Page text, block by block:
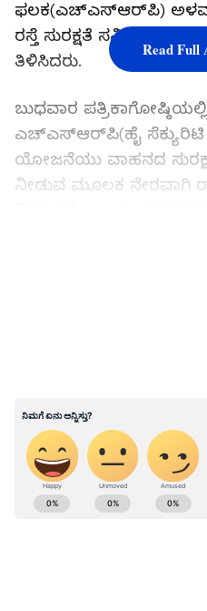
ಫಲಕ(ಎಚ್‌ಎಸ್‌ಆರ್‌ಪಿ)
ರಸ್ತೆ ಸುರಕ್ಷತೆ ಸಮಿತಿ
ತಿಳಿಸಿದರು.
ಬುಧವಾರ
ಎಚ್‌ಎಸ್‌ಆರ್‌ಪಿ(ಹೈ ಸೆಕ್ಯುರಿಟಿ
ಯೋಜನೆಯು ವಾಹನದ
ನೀಡುವ ಮೂಲಕ ನೇರವಾಗಿ
ಅಳವಡಿಸಿ; ಅಲಕ್ಷ್ಯ ಮಾಡಿದ್ರೆ
Read Full
ABOUT THE AUTHOR